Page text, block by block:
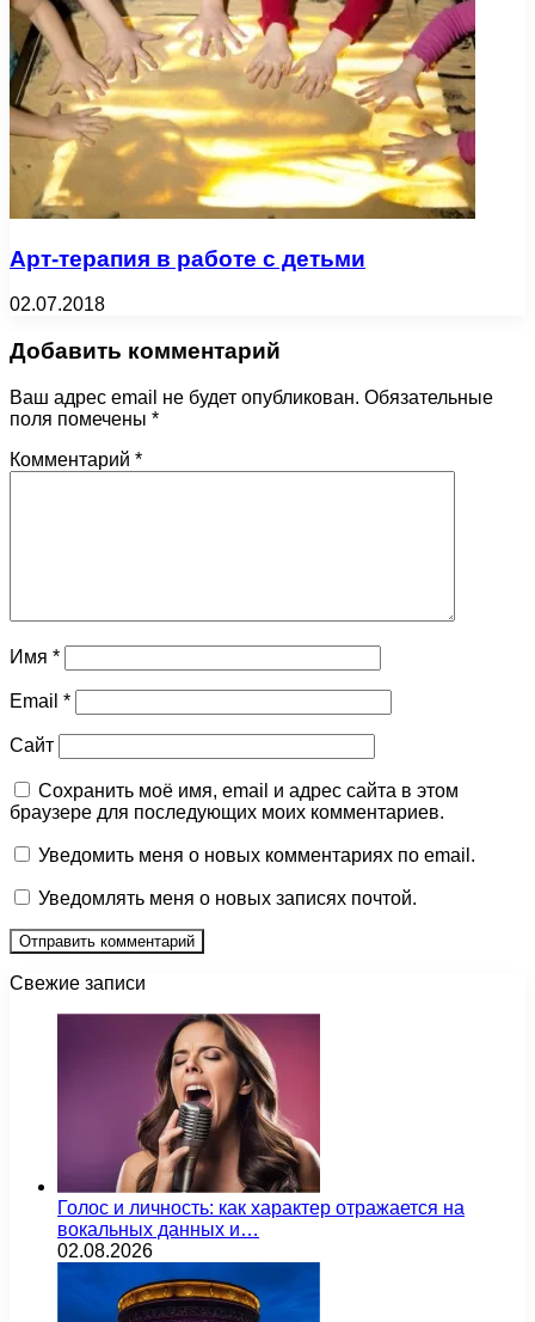
Арт-терапия в работе с детьми
02.07.2018
Добавить комментарий
Ваш адрес email не будет опубликован. Обязательные
поля помечены *
Комментарий *
Имя *
Email *
Сайт
Сохранить моё имя, email и адрес сайта в этом
браузере для последующих моих комментариев.
Уведомить меня о новых комментариях по email.
Уведомлять меня о новых записях почтой.
Свежие записи
Голос и личность: как характер отражается на
вокальных данных и…
02.08.2026